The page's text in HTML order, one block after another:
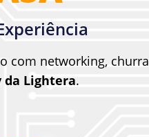
com networking,
da Lightera.